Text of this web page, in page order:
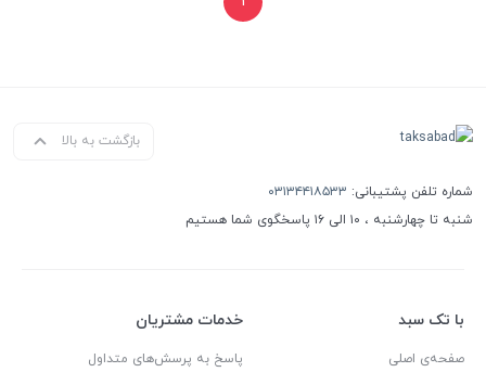
بازگشت به بالا
شماره تلفن پشتیبانی: ۰۳۱۳۴۴۱۸۵۳۳
شنبه تا چهارشنبه ، ۱۰ الی ۱۶ پاسخگوی شما هستیم
با تک سبد
صفحه‌ی اصلی
خدمات مشتریان
پاسخ به پرسش‌های متداول